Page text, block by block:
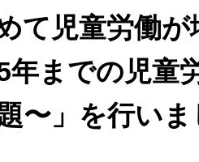
て児童労働が
年までの児童
〜」を行い